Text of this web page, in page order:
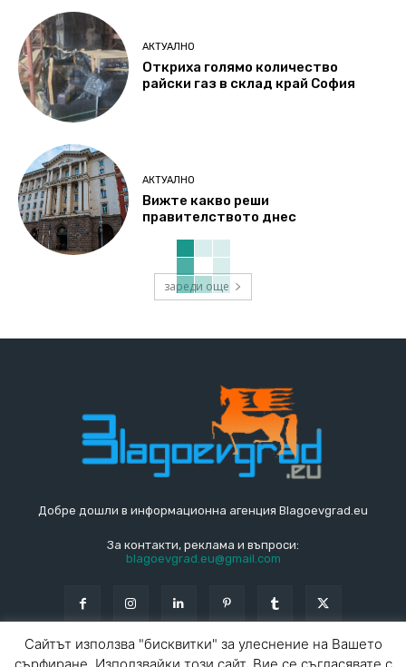
АКТУАЛНО
Откриха голямо количество
райски газ в склад край София
АКТУАЛНО
Вижте какво реши
правителството днес
зареди още
Добре дошли в информационна агенция Blagoevgrad.eu
За контакти, реклама и въпроси:
blagoevgrad.eu@gmail.com
Сайтът използва "бисквитки" за улеснение на Вашето